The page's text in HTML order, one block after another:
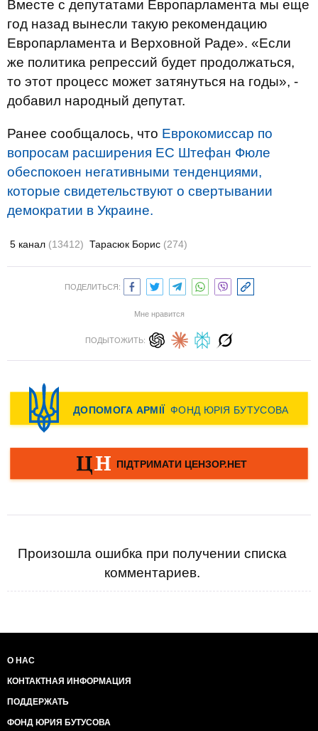
Вместе с депутатами Европарламента мы еще
год назад вынесли такую рекомендацию
Европарламента и Верховной Раде». «Если
же политика репрессий будет продолжаться,
то этот процесс может затянуться на годы», -
добавил народный депутат.
Ранее сообщалось, что Еврокомиссар по
вопросам расширения ЕС Штефан Фюле
обеспокоен негативными тенденциями,
которые свидетельствуют о свертывании
демократии в Украине.
5 канал (13412) Тарасюк Борис (274)
ПОДЕЛИТЬСЯ:
Мне нравится
ПОДЫТОЖИТЬ:
Произошла ошибка при получении списка
комментариев.
О НАС
КОНТАКТНАЯ ИНФОРМАЦИЯ
ПОДДЕРЖАТЬ
ФОНД ЮРИЯ БУТУСОВА